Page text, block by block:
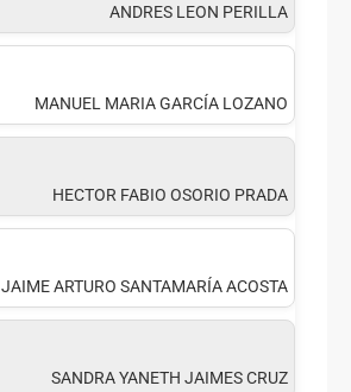
ANDRES LEON PERILLA
MANUEL MARIA GARCÍA LOZANO
HECTOR FABIO OSORIO PRADA
JAIME ARTURO SANTAMARÍA ACOSTA
SANDRA YANETH JAIMES CRUZ